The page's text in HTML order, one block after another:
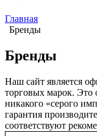
Главная
Бренды
Бренды
Наш сайт является
торговых марок. Это
никакого «серого
гарантия
соответствуют